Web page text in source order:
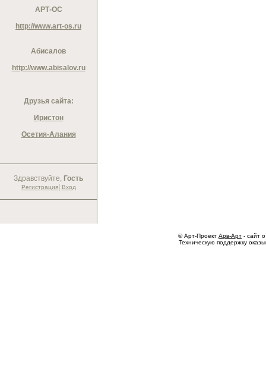
АРТ-ОС
http://www.art-os.ru
Абисалов
http://www.abisalov.ru
Друзья сайта:
Иристон
Осетия-Алания
Здравствуйте, Гость
Регистрация| Вход
© Арт-Проект Арв-Арт - сайт
Техническую поддержку